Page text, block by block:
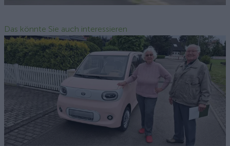
Das könnte Sie auch interessieren